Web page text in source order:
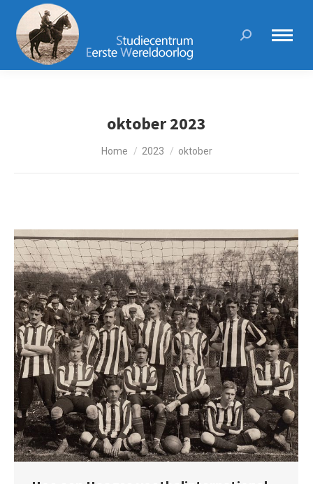
Search:
oktober 2023
Je bent hier:
Home 2023 oktober